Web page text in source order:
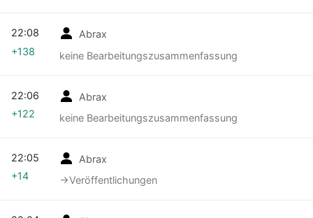
Abrax
keine Bearbeitungszusammenfassung
22:08
+138
Abrax
keine Bearbeitungszusammenfassung
22:06
+122
Abrax
→‎Veröffentlichungen
22:05
+14